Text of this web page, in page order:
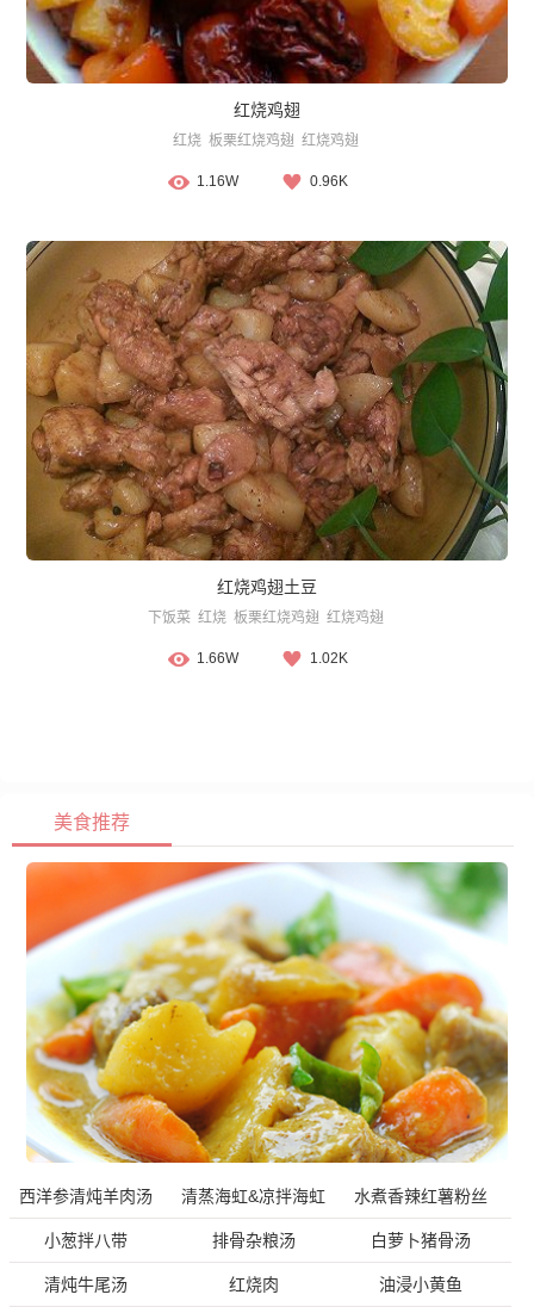
红烧鸡翅
红烧 板栗红烧鸡翅 红烧鸡翅
1.16W 0.96K
红烧鸡翅土豆
下饭菜 红烧 板栗红烧鸡翅 红烧鸡翅
1.66W 1.02K
美食推荐
西洋参清炖羊肉汤 清蒸海虹&凉拌海虹 水煮香辣红薯粉丝
小葱拌八带 排骨杂粮汤 白萝卜猪骨汤
清炖牛尾汤 红烧肉 油浸小黄鱼